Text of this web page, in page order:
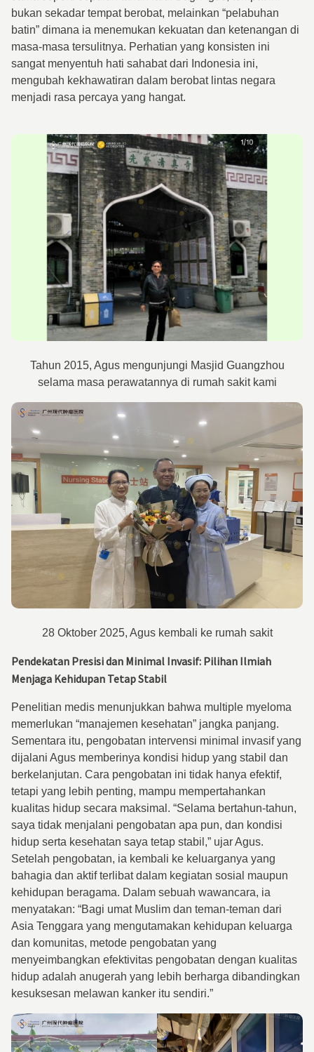
bukan sekadar tempat berobat, melainkan “pelabuhan
batin” dimana ia menemukan kekuatan dan ketenangan di
masa-masa tersulitnya. Perhatian yang konsisten ini
sangat menyentuh hati sahabat dari Indonesia ini,
mengubah kekhawatiran dalam berobat lintas negara
menjadi rasa percaya yang hangat.
Tahun 2015, Agus mengunjungi Masjid Guangzhou
selama masa perawatannya di rumah sakit kami
28 Oktober 2025, Agus kembali ke rumah sakit
Pendekatan Presisi dan Minimal Invasif: Pilihan Ilmiah
Menjaga Kehidupan Tetap Stabil
Penelitian medis menunjukkan bahwa multiple myeloma
memerlukan “manajemen kesehatan” jangka panjang.
Sementara itu, pengobatan intervensi minimal invasif yang
dijalani Agus memberinya kondisi hidup yang stabil dan
berkelanjutan. Cara pengobatan ini tidak hanya efektif,
tetapi yang lebih penting, mampu mempertahankan
kualitas hidup secara maksimal. “Selama bertahun-tahun,
saya tidak menjalani pengobatan apa pun, dan kondisi
hidup serta kesehatan saya tetap stabil,” ujar Agus.
Setelah pengobatan, ia kembali ke keluarganya yang
bahagia dan aktif terlibat dalam kegiatan sosial maupun
kehidupan beragama. Dalam sebuah wawancara, ia
menyatakan: “Bagi umat Muslim dan teman-teman dari
Asia Tenggara yang mengutamakan kehidupan keluarga
dan komunitas, metode pengobatan yang
menyeimbangkan efektivitas pengobatan dengan kualitas
hidup adalah anugerah yang lebih berharga dibandingkan
kesuksesan melawan kanker itu sendiri.”